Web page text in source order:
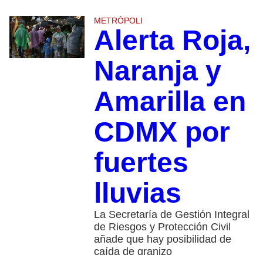
METRÓPOLI
Alerta Roja,
Naranja y
Amarilla en
CDMX por
fuertes
lluvias
La Secretaría de Gestión Integral
de Riesgos y Protección Civil
añade que hay posibilidad de
caída de granizo